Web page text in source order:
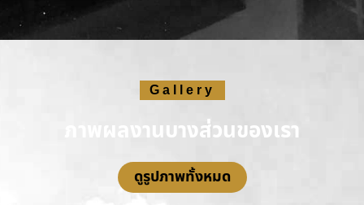
Gallery
ภาพผลงานบางส่วนของเรา
ดูรูปภาพทั้งหมด